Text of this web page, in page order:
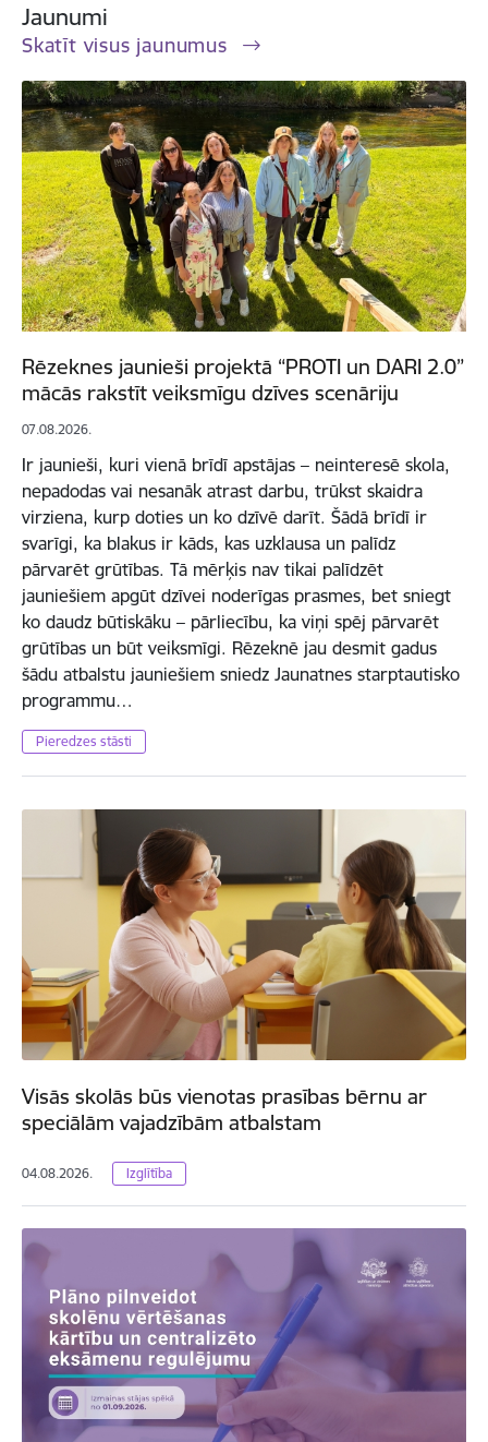
Jaunumi
Skatīt visus jaunumus
Rēzeknes jaunieši projektā “PROTI un DARI 2.0”
mācās rakstīt veiksmīgu dzīves scenāriju
07.08.2026.
Ir jaunieši, kuri vienā brīdī apstājas – neinteresē skola,
nepadodas vai nesanāk atrast darbu, trūkst skaidra
virziena, kurp doties un ko dzīvē darīt. Šādā brīdī ir
svarīgi, ka blakus ir kāds, kas uzklausa un palīdz
pārvarēt grūtības. Tā mērķis nav tikai palīdzēt
jauniešiem apgūt dzīvei noderīgas prasmes, bet sniegt
ko daudz būtiskāku – pārliecību, ka viņi spēj pārvarēt
grūtības un būt veiksmīgi. Rēzeknē jau desmit gadus
šādu atbalstu jauniešiem sniedz Jaunatnes starptautisko
programmu…
Pieredzes stāsti
Visās skolās būs vienotas prasības bērnu ar
speciālām vajadzībām atbalstam
04.08.2026. Izglītība